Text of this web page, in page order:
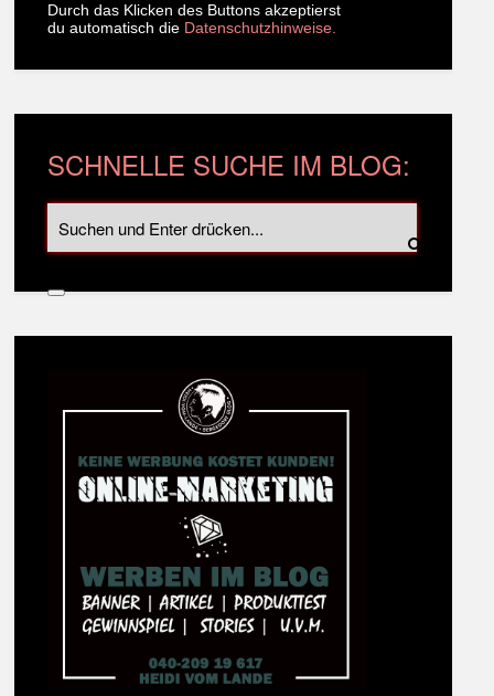
Durch das Klicken des Buttons akzeptierst
du automatisch die Datenschutzhinweise.
SCHNELLE SUCHE IM BLOG: